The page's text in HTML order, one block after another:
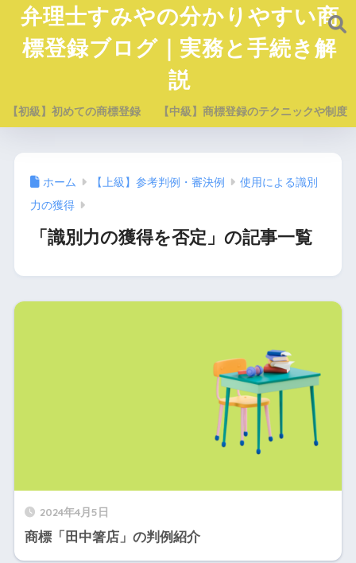
弁理士すみやの分かりやすい商
標登録ブログ｜実務と手続き解
説
【初級】初めての商標登録 【中級】商標登録のテクニックや制度
ホーム 【上級】参考判例・審決例
使用による識別
力の獲得
「識別力の獲得を否定」の記事一覧
2024年4月5日
商標「田中箸店」の判例紹介